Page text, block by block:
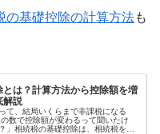
の基礎控除の計算方法も
は？計算方法から控除額を増
解説
て、結局いくらまで非課税になる
数で控除額が変わるって聞いたけ
」相続税の基礎控除は、相続税を計